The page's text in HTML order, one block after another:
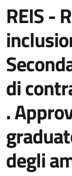
REIS -
di
.
degli